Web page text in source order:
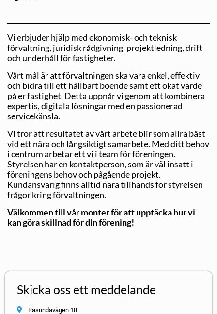
Vi erbjuder hjälp med ekonomisk- och teknisk
förvaltning, juridisk rådgivning, projektledning, drift
och underhåll för fastigheter.
Vårt mål är att förvaltningen ska vara enkel, effektiv
och bidra till ett hållbart boende samt ett ökat värde
på er fastighet. Detta uppnår vi genom att kombinera
expertis, digitala lösningar med en passionerad
servicekänsla.
Vi tror att resultatet av vårt arbete blir som allra bäst
vid ett nära och långsiktigt samarbete. Med ditt behov
i centrum arbetar ett vi i team för föreningen.
Styrelsen har en kontaktperson, som är väl insatt i
föreningens behov och pågående projekt.
Kundansvarig finns alltid nära tillhands för styrelsen
frågor kring förvaltningen.
Välkommen till vår monter för att upptäcka hur vi
kan göra skillnad för din förening!
Skicka oss ett meddelande
Råsundavägen 18